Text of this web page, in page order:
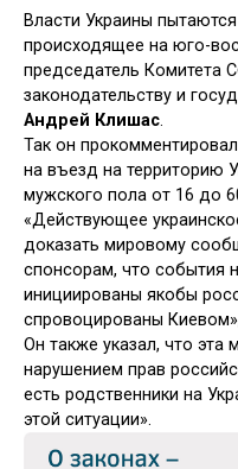
Власти Украины
происходящее на юго-
председатель Комитета
законодательству и
Андрей Клишас.
Так он
на въезд на территорию
мужского пола от 16 до
«Действующее
доказать мировому
спонсорам, что события
инициированы якобы
спровоцированы
Он также указал, что эта
нарушением прав
есть родственники на
этой ситуации».